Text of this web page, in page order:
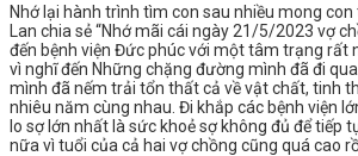
Nhớ lại hành trình tìm con sau nhiều mong con
Lan chia sẻ “Nhớ mãi cái ngày 21/5/2023 vợ
đến bệnh viện Đức phúc với một tâm trạng rất
vì nghĩ đến Những chặng đường mình đã đi
mình đã nếm trải tổn thất cả về vật chất, tinh
nhiêu năm cùng nhau. Đi khắp các bệnh viện
lo sợ lớn nhất là sức khoẻ sợ không đủ để tiếp
nữa vì tuổi của cả hai vợ chồng cũng quá cao